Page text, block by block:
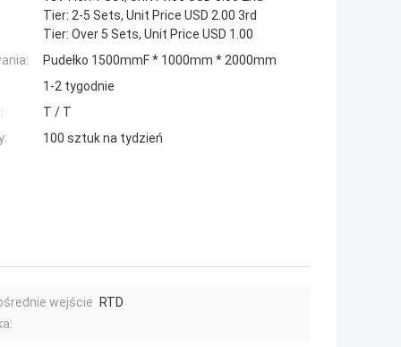
Tier: 2-5 Sets, Unit Price USD 2.00 3rd
Tier: Over 5 Sets, Unit Price USD 1.00
Pudełko 1500mmF * 1000mm * 2000mm
1-2 tygodnie
T / T
100 sztuk na tydzień
wejście
RTD